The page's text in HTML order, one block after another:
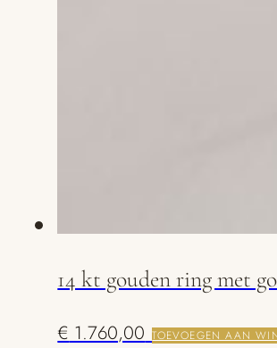
14 kt gouden ring met
€ 1.760,00 TOEVOEGEN AAN